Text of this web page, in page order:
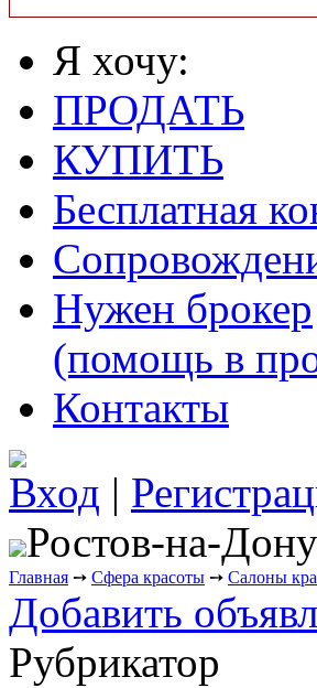
Я хочу:
ПРОДАТЬ
КУПИТЬ
Бесплатная
Нужен брокер
(помощь в
Контакты
Вход |
Ростов-на-Дону
Главная ➙ Сфера красоты ➙ Салоны
Добавить
Рубрикатор